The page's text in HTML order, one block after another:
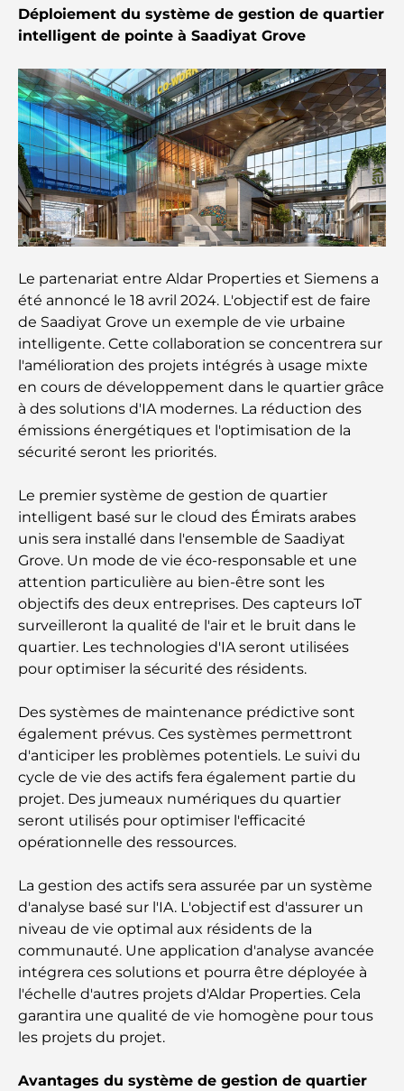
Hôtels 5 étoiles à Dubaï : un luxe inégalé pour
chaque voyageur
Que faire dans le centre-ville de Dubaï : votre
guide ultime
Les meilleurs iftars à Dubaï : 7 adresses
incontournables pour un repas de Ramadan
mémorable
Cafés à Business Bay : l’alliance parfaite du café et
de la convivialité
Restaurants étoilés Michelin à Dubaï : un circuit
gastronomique inoubliable
Découverte des restaurants de Jumeirah Golf
Estates : un guide culinaire
Dubai Horse Racing: Where Tradition Meets
Global Competition
et lieux de vie de l’île
Les meilleurs petits-déjeuners de Dubaï : Ma
sélection pour 2026
Comment obtenir un prêt immobilier à Dubaï : le
guide ultime
Plan directeur de Tilal Al Ghaf : une nouvelle
Maisons conformes au Vastu : Guide pratique pour
créer équilibre et harmonie
Les meilleures entreprises d'aménagement
paysager à Dubaï : Transformer vos espaces
extérieurs
Les meilleures entreprises de déménagement à
Dubaï : un guide complet
Palm Jebel Ali contre Palm Jumeirah : une
comparaison claire pour les acheteurs immobiliers
avisés
Découvrez Moon Island Dubai : votre guide ultime
À la découverte des sites historiques de Dubaï : un
Déploiement du système de gestion de quartier
intelligent de pointe à Saadiyat Grove
Le partenariat entre Aldar Properties et Siemens a
été annoncé le 18 avril 2024. L'objectif est de faire
de Saadiyat Grove un exemple de vie urbaine
intelligente. Cette collaboration se concentrera sur
l'amélioration des projets intégrés à usage mixte
en cours de développement dans le quartier grâce
à des solutions d'IA modernes. La réduction des
émissions énergétiques et l'optimisation de la
sécurité seront les priorités.
Le premier système de gestion de quartier
intelligent basé sur le cloud des Émirats arabes
unis sera installé dans l'ensemble de Saadiyat
Grove. Un mode de vie éco-responsable et une
attention particulière au bien-être sont les
objectifs des deux entreprises. Des capteurs IoT
surveilleront la qualité de l'air et le bruit dans le
quartier. Les technologies d'IA seront utilisées
pour optimiser la sécurité des résidents.
Des systèmes de maintenance prédictive sont
également prévus. Ces systèmes permettront
d'anticiper les problèmes potentiels. Le suivi du
cycle de vie des actifs fera également partie du
projet. Des jumeaux numériques du quartier
seront utilisés pour optimiser l'efficacité
opérationnelle des ressources.
La gestion des actifs sera assurée par un système
d'analyse basé sur l'IA. L'objectif est d'assurer un
niveau de vie optimal aux résidents de la
communauté. Une application d'analyse avancée
intégrera ces solutions et pourra être déployée à
l'échelle d'autres projets d'Aldar Properties. Cela
garantira une qualité de vie homogène pour tous
les projets du projet.
Avantages du système de gestion de quartier